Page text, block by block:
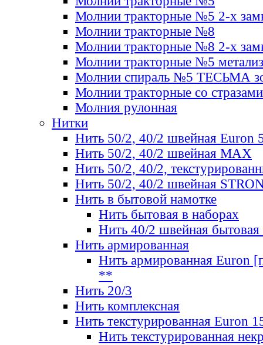
Молнии тракторные №5 2-х
Молнии тракторные №8
Молнии тракторные №8 2-х
Молнии тракторные №5
Молнии спираль №5 ТЕСЬМА
Молнии тракторные со стразами
Молния рулонная
Нитки
Нить 50/2, 40/2 швейная Euron
Нить 50/2, 40/2 швейная МАХ
Нить 50/2, 40/2,
Нить 50/2, 40/2 швейная
Нить в бытовой намотке
Нить бытовая в наборах
Нить 40/2 швейная бытовая
Нить армированная
Нить армированная Euron
**
Нить 20/3
Нить комплексная
Нить текстурированная Euron
Нить текстурированная